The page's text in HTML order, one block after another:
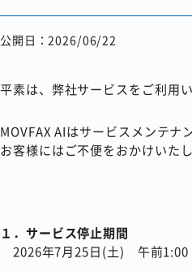
公開日：2026/06/22
平素は、弊社サービスをご利用
MOVFAX AIはサービスメンテナ
お客様にはご不便をおかけいた
１．サービス停止期間
2026年7月25日(土) 午前1:00